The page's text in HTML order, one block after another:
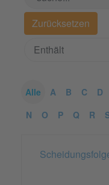
Alle A B C D
N
O P Q R